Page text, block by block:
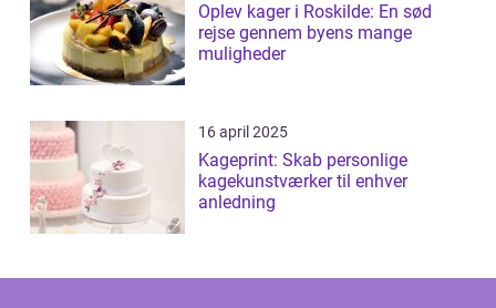
Oplev kager i Roskilde: En sød
rejse gennem byens mange
muligheder
16 april 2025
Kageprint: Skab personlige
kagekunstværker til enhver
anledning